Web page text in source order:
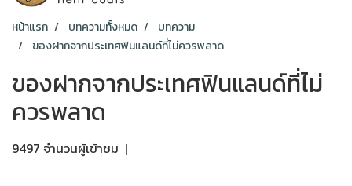
หน้าแรก บทความทั้งหมด
บทความ
ของฝากจากประเทศฟินแลนด์ที่ไม่ควรพลาด
ของฝากจากประเทศฟินแลนด์ที่ไม่
ควรพลาด
9497 จำนวนผู้เข้าชม |